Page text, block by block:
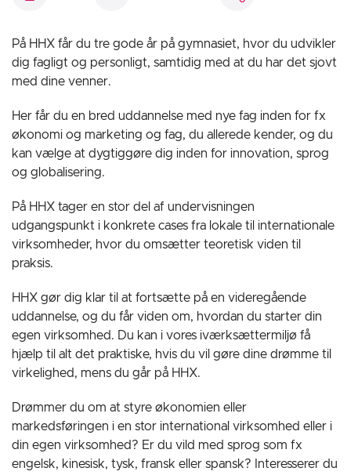
På HHX får du tre gode år på gymnasiet, hvor du udvikler
dig fagligt og personligt, samtidig med at du har det sjovt
med dine venner.
Her får du en bred uddannelse med nye fag inden for fx
økonomi og marketing og fag, du allerede kender, og du
kan vælge at dygtiggøre dig inden for innovation, sprog
og globalisering.
På HHX tager en stor del af undervisningen
udgangspunkt i konkrete cases fra lokale til internationale
virksomheder, hvor du omsætter teoretisk viden til
praksis.
HHX gør dig klar til at fortsætte på en videregående
uddannelse, og du får viden om, hvordan du starter din
egen virksomhed. Du kan i vores iværksættermiljø få
hjælp til alt det praktiske, hvis du vil gøre dine drømme til
virkelighed, mens du går på HHX.
Drømmer du om at styre økonomien eller
markedsføringen i en stor international virksomhed eller i
din egen virksomhed? Er du vild med sprog som fx
engelsk, kinesisk, tysk, fransk eller spansk? Interesserer du